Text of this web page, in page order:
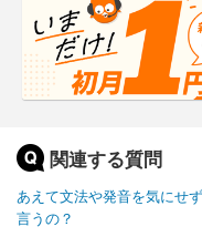
関連する質問
あえて文法や発音を気にせ
言うの？